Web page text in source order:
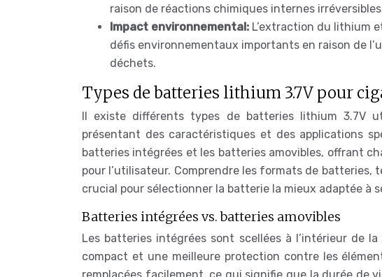
raison de réactions chimiques internes
Impact environnemental: L’extraction du lithium
défis environnementaux importants en raison de
déchets.
Types de batteries lithium 3.7V pour
Il existe différents types de batteries lithium 3.7V
présentant des caractéristiques et des applications
batteries intégrées et les batteries amovibles, offrant
pour l’utilisateur. Comprendre les formats de batteries,
crucial pour sélectionner la batterie la mieux adaptée à
Batteries intégrées vs. batteries amovibles
Les batteries intégrées sont scellées à l’intérieur de
compact et une meilleure protection contre les